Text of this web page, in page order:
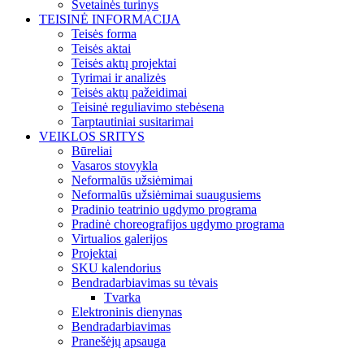
Svetainės turinys
TEISINĖ INFORMACIJA
Teisės forma
Teisės aktai
Teisės aktų projektai
Tyrimai ir analizės
Teisės aktų pažeidimai
Teisinė reguliavimo stebėsena
Tarptautiniai susitarimai
VEIKLOS SRITYS
Būreliai
Vasaros stovykla
Neformalūs užsiėmimai
Neformalūs užsiėmimai suaugusiems
Pradinio teatrinio ugdymo programa
Pradinė choreografijos ugdymo programa
Virtualios galerijos
Projektai
SKU kalendorius
Bendradarbiavimas su tėvais
Tvarka
Elektroninis dienynas
Bendradarbiavimas
Pranešėjų apsauga